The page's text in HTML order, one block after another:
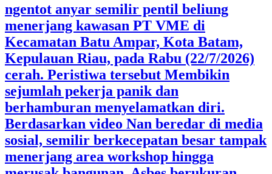
ngentot anyar semilir pentil beliung
menerjang kawasan PT VME di
Kecamatan Batu Ampar, Kota Batam,
Kepulauan Riau, pada Rabu (22/7/2026)
cerah. Peristiwa tersebut Membikin
sejumlah pekerja panik dan
berhamburan menyelamatkan diri.
Berdasarkan video Nan beredar di media
sosial, semilir berkecepatan besar tampak
menerjang area workshop hingga